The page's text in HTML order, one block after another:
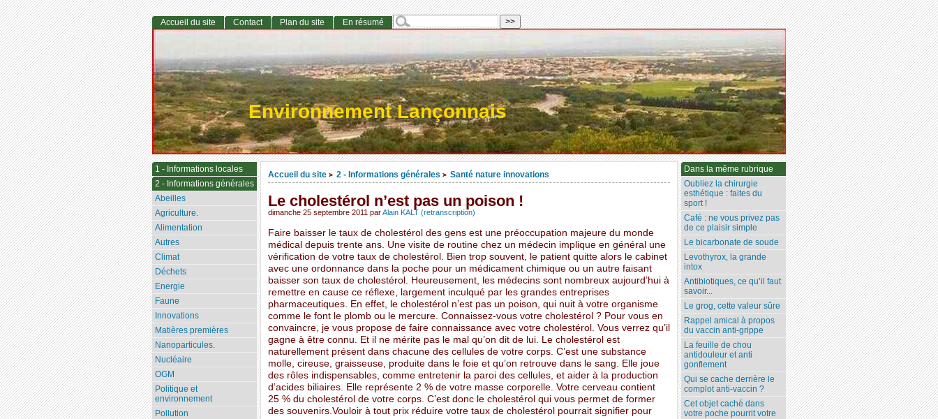
Environnement Lançonnais
Accueil du site > 2 - Informations générales > Santé nature innovations
Le cholestérol n’est pas un poison !
dimanche 25 septembre 2011 parAlain KALT (retranscription)
Faire baisser le taux de cholestérol des gens est une préoccupation majeure du monde
médical depuis trente ans. Une visite de routine chez un médecin implique en général une
vérification de votre taux de cholestérol. Bien trop souvent, le patient quitte alors le cabinet
avec une ordonnance dans la poche pour un médicament chimique ou un autre faisant
baisser son taux de cholestérol. Heureusement, les médecins sont nombreux aujourd’hui à
remettre en cause ce réflexe, largement inculqué par les grandes entreprises
pharmaceutiques. En effet, le cholestérol n’est pas un poison, qui nuit à votre organisme
comme le font le plomb ou le mercure. Connaissez-vous votre cholestérol ? Pour vous en
convaincre, je vous propose de faire connaissance avec votre cholestérol. Vous verrez qu’il
gagne à être connu. Et il ne mérite pas le mal qu’on dit de lui. Le cholestérol est
naturellement présent dans chacune des cellules de votre corps. C’est une substance
molle, cireuse, graisseuse, produite dans le foie et qu’on retrouve dans le sang. Elle joue
des rôles indispensables, comme entretenir la paroi des cellules, et aider à la production
d’acides biliaires. Elle représente 2 % de votre masse corporelle. Votre cerveau contient
25 % du cholestérol de votre corps. C’est donc le cholestérol qui vous permet de former
des souvenirs.Vouloir à tout prix réduire votre taux de cholestérol pourrait signifier pour
Dans la même rubrique
Oubliez la chirurgie
esthétique : faites du
sport !
Café : ne vous privez pas
de ce plaisir simple
Le bicarbonate de soude
Levothyrox, la grande
intox
Antibiotiques, ce qu’il faut
savoir...
Le grog, cette valeur sûre
Rappel amical à propos
du vaccin anti-grippe
La feuille de chou
antidouleur et anti
gonflement
Qui se cache derrière le
complot anti-vaccin ?
Cet objet caché dans
votre poche pourrit votre
Accueil du site Contact Plan du site En résumé
1 - Informations locales
2 - Informations générales
Abeilles
Agriculture.
Alimentation
Autres
Climat
Déchets
Energie
Faune
Innovations
Matières premières
Nanoparticules.
Nucléaire
OGM
Politique et
environnement
Pollution